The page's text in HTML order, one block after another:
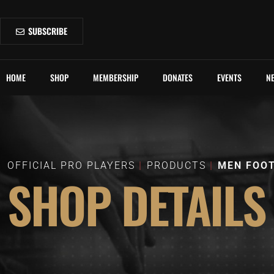
SUBSCRIBE
HOME SHOP MEMBERSHIP DONATES EVENTS
OFFICIAL PRO PLAYERS PRODUCTS MEN
SHOP DETAILS